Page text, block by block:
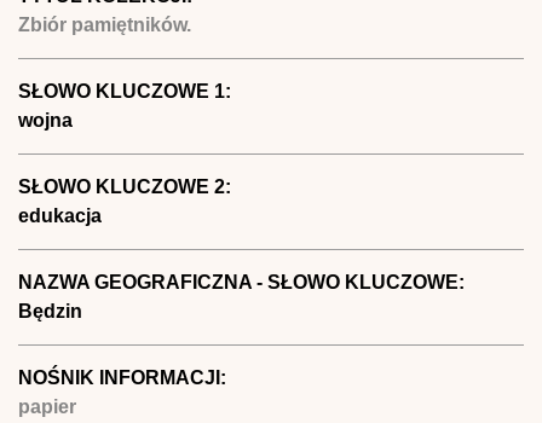
Zbiór pamiętników.
SŁOWO KLUCZOWE 1:
wojna
SŁOWO KLUCZOWE 2:
edukacja
NAZWA GEOGRAFICZNA - SŁOWO KLUCZOWE:
Będzin
NOŚNIK INFORMACJI:
papier